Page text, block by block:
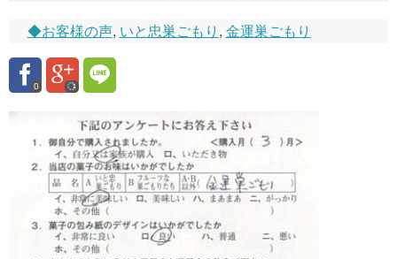
◆お客様の声, いと忠巣ごもり , 金運巣ごもり
0